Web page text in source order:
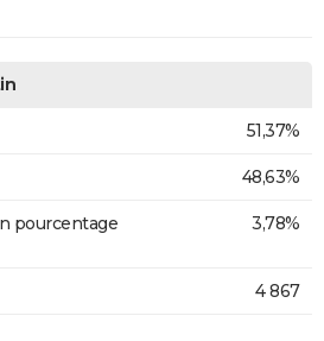
51,37%
48,63%
pourcentage
3,78%
4 867